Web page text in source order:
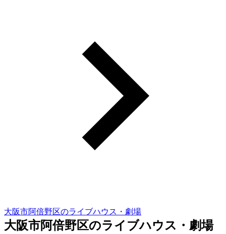
大阪市阿倍野区のライブハウス・劇場
大阪市阿倍野区のライブハウス・劇場